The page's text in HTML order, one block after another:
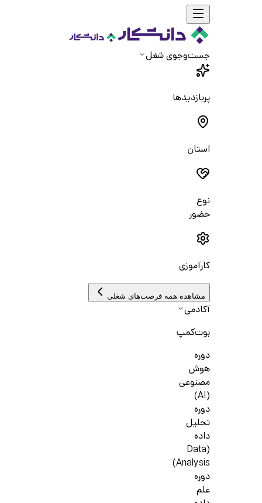
جست‌و‌جوی شغل
پربازدیدها
استان
نوع
حضور
کارآموزی
مشاهده همه فرصت‌های شغلی
آکادمی
بوت‌کمپ
دوره
هوش
مصنوعی
(AI)
دوره
تحلیل
داده
(Data
Analysis)
دوره
علم